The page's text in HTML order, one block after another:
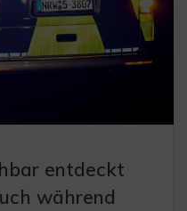
entdeckt
während